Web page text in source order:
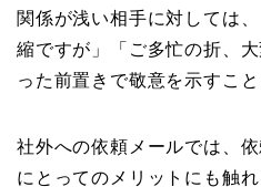
関係が浅い相手に対しては
縮ですが」「ご多忙の折、
った前置きで敬意を示すこと
社外への依頼メールでは、
にとってのメリットにも触